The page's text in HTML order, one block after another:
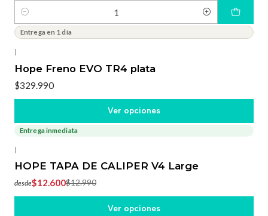
Cantidad
Entrega en 1 día
|
Hope Freno EVO TR4 plata
$329.990
Ver opciones
-3%OFF
Entrega inmediata
|
HOPE TAPA DE CALIPER V4 Large
desde$12.600$12.990
Ver opciones